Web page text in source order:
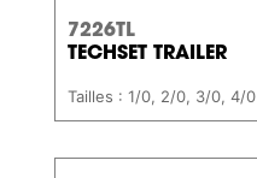
7226TL
TECHSET TRAILER
Tailles : 1/0, 2/0, 3/0, 4/0